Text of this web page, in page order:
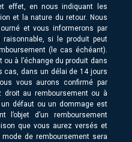
effet, en nous indiquant les
et la nature du retour. Nous
et vous informerons par
si le produit peut
(le cas échéant).
à l’échange du produit dans
cas, dans un délai de 14 jours
vous aurons confirmé par
droit au remboursement ou à
un défaut ou un dommage est
l’objet d’un remboursement
que vous aurez versés et
de remboursement sera